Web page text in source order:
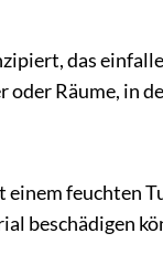
das
Räume, in
feuchten
beschädigen